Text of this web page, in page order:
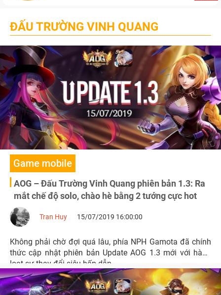
ĐẤU TRƯỜNG VINH QUANG
Game mobile
AOG – Đấu Trường Vinh Quang phiên bản 1.3: Ra
mắt chế độ solo, chào hè bằng 2 tướng cực hot
Tran Huy 15/07/2019 16:00:00
Không phải chờ đợi quá lâu, phía NPH Gamota đã chính
thức cập nhật phiên bản Update AOG 1.3 mới với hàng
loạt sự thay đổi siêu hấp dẫn.